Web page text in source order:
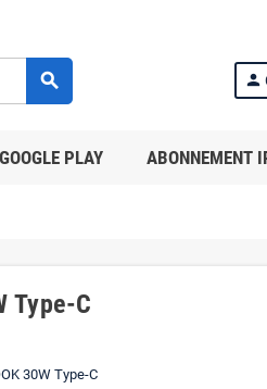
search person
PLAY ABONNEMENT
Type-C
30W Type-C